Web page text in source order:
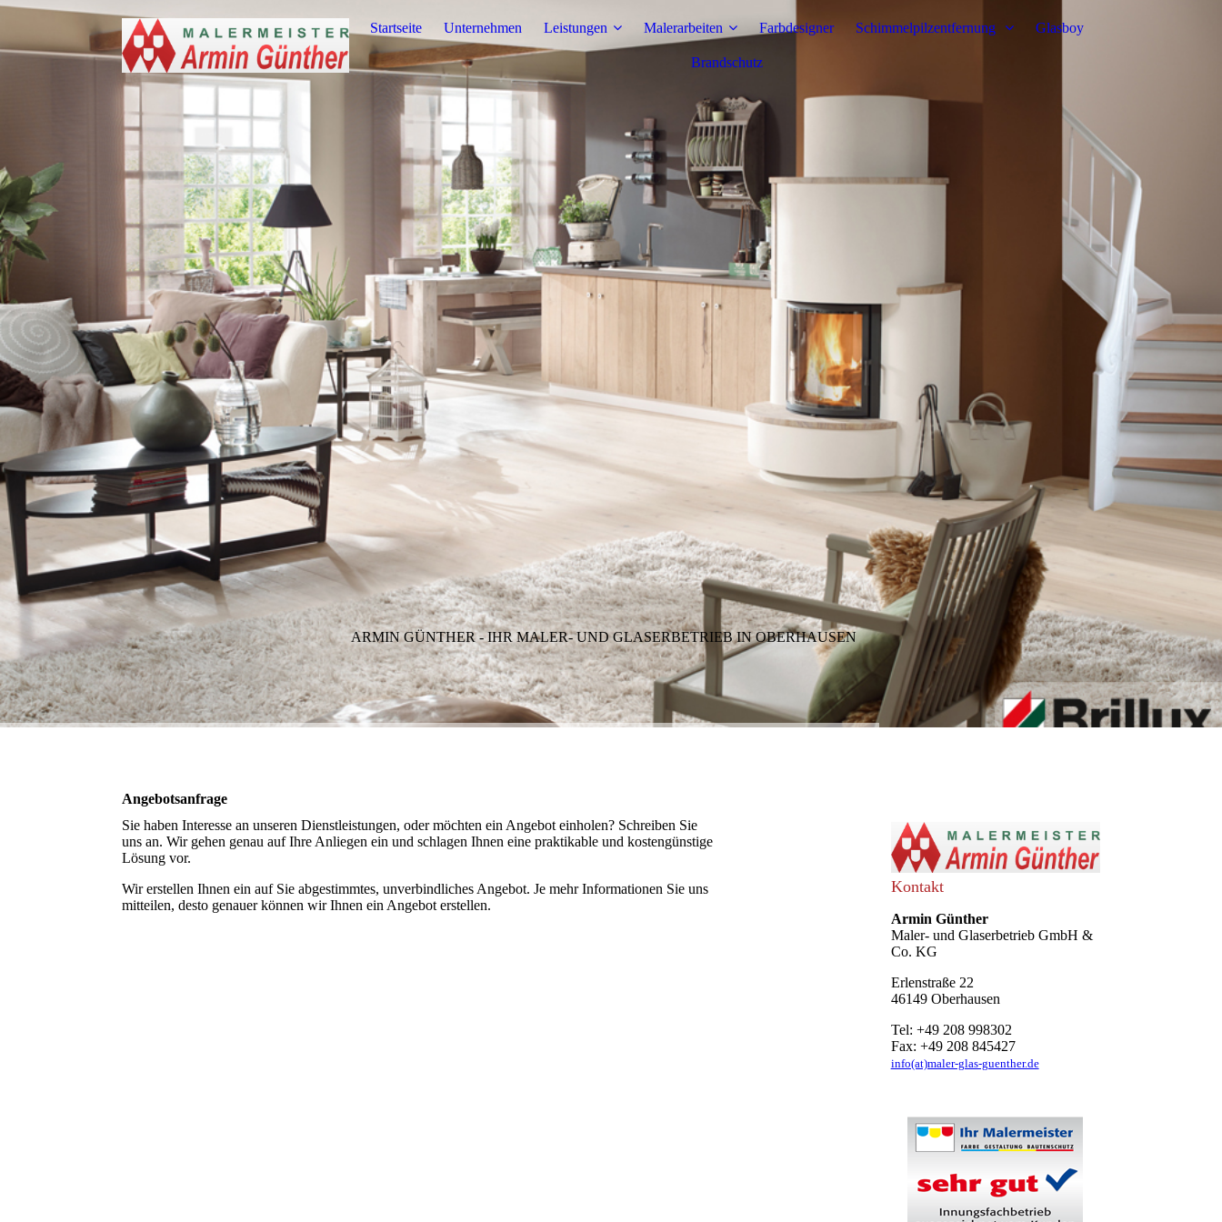
Startseite Unternehmen Leistungen Malerarbeiten Farbdesigner Schimmelpilzentfernung Glasboy
Brandschutz
ARMIN GÜNTHER - IHR MALER- UND GLASERBETRIEB IN OBERHAUSEN
Angebotsanfrage
Sie haben Interesse an unseren Dienstleistungen, oder möchten ein Angebot einholen? Schreiben Sie
uns an. Wir gehen genau auf Ihre Anliegen ein und schlagen Ihnen eine praktikable und kostengünstige
Lösung vor.
Wir erstellen Ihnen ein auf Sie abgestimmtes, unverbindliches Angebot. Je mehr Informationen Sie uns
mitteilen, desto genauer können wir Ihnen ein Angebot erstellen.
Kontakt
Armin Günther
Maler- und Glaserbetrieb GmbH &
Co. KG
Erlenstraße 22
46149 Oberhausen
Tel: +49 208 998302
Fax: +49 208 845427
info(at)maler-glas-guenther.de